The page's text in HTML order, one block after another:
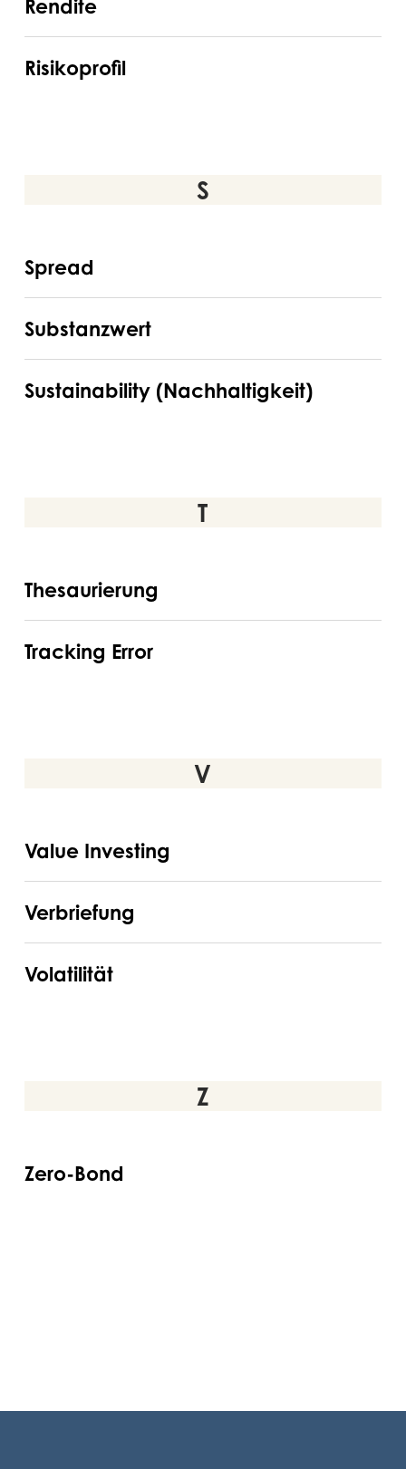
Rendite
Risikoprofil
S
Spread
Substanzwert
(Nachhaltigkeit)
Sustainability (Nachhaltigkeit)
T
Thesaurierung
Error
Tracking Error
V
Investing
Value Investing
Verbriefung
Volatilität
Z
Bond
Zero-Bond